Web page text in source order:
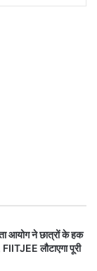
आयोग ने छात्रों के हक
लौटाएगा पूरी